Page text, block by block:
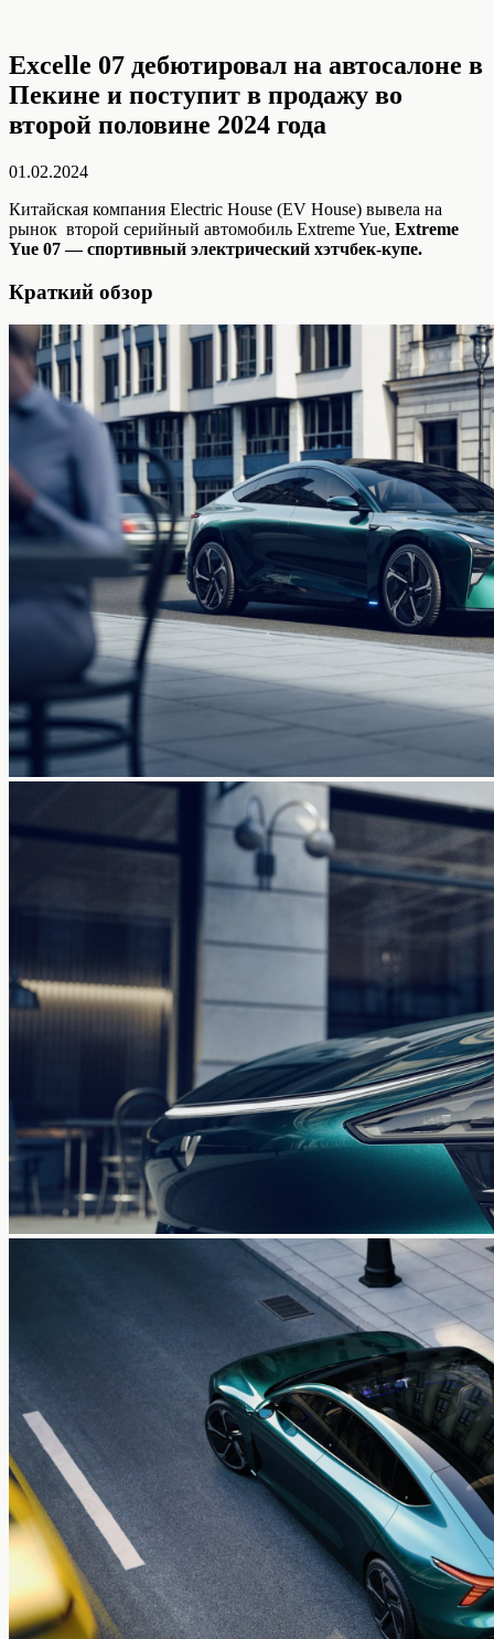
Excelle 07 дебютировал на автосалоне в
Пекине и поступит в продажу во
второй половине 2024 года
01.02.2024
Китайская компания Electric House (EV House) вывела на
рынок второй серийный автомобиль Extreme Yue, Extreme
Yue 07— спортивный электрический хэтчбек-купе.
Краткий обзор